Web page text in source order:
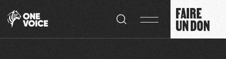
FAIRE
UN DON